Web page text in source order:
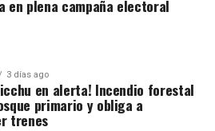
en plena campaña electoral
3 días ago
en alerta! Incendio forestal
primario y obliga a
trenes